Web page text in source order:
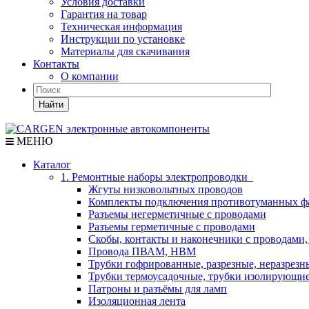
Гарантия на товар
Техническая информация
Инструкции по установке
Материалы для скачивания
Контакты
О компании
Найти
МЕНЮ
Каталог
1. Ремонтные наборы электропроводки
Жгуты низковольтных проводов
Комплекты подключения противотуманных
Разъемы негерметичные с проводами
Разъемы герметичные с проводами
Скобы, контакты и наконечники с проводами,
Провода ПВАМ, НВМ
Трубки гофрированные, разрезные,
Трубки термоусадочные, трубки
Патроны и разъёмы для ламп
Изоляционная лента